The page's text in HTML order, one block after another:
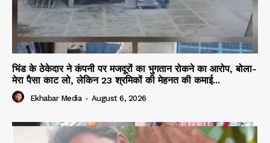
भिंड के ठेकेदार ने कंपनी पर मजदूरों का भुगतान रोकने का आरोप, बोला-
मेरा पैसा काट लो, लेकिन 23 श्रमिकों की मेहनत की कमाई...
Ekhabar Media - August 6, 2026